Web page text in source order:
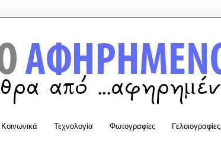
Κοινωνικά Τεχνολογία Φωτογραφίες Γελοιογραφίες